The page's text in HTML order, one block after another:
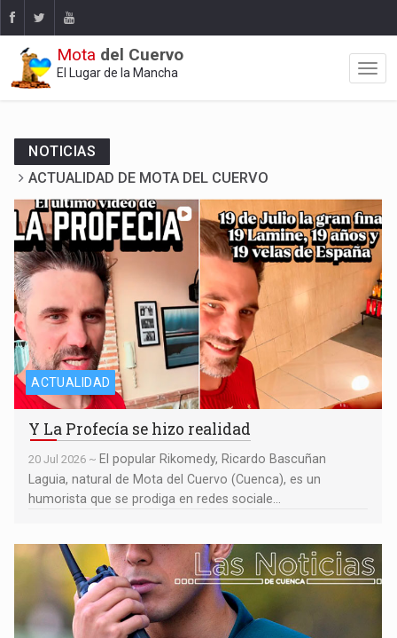
Mota del Cuervo
El Lugar de la Mancha
NOTICIAS
ACTUALIDAD DE MOTA DEL CUERVO
Y La Profecía se hizo realidad
ACTUALIDAD
Y La Profecía se hizo realidad
20 Jul 2026 ~ El popular Rikomedy, Ricardo Bascuñan
Laguia, natural de Mota del Cuervo (Cuenca), es un
humorista que se prodiga en redes sociale...
Detenidas tres mujeres por robar 21.000 euros a un anciano en
Mota del Cuervo